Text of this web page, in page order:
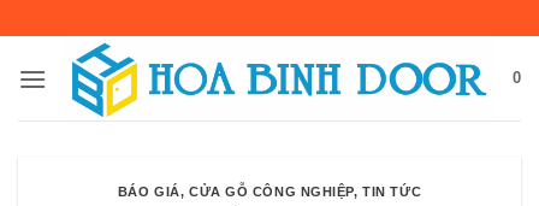
nội
0
BÁO GIÁ, CỬA GỖ CÔNG NGHIỆP,TIN TỨC